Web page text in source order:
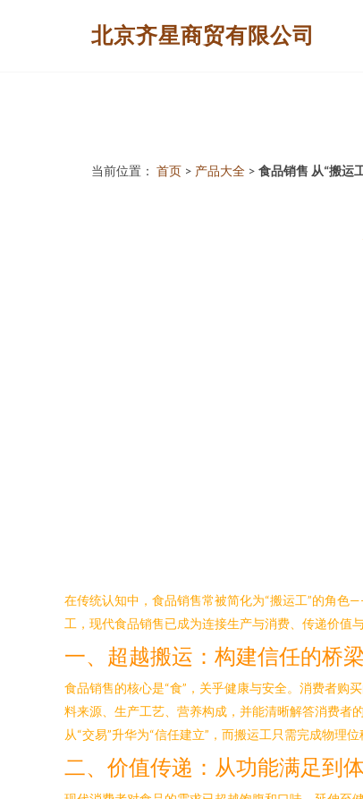
北京齐星商贸有限公司
当前位置： 首页 > 产品大全 > 食品销售 从“搬运
在传统认知中，食品销售常被简化为“搬运工”的角
工，现代食品销售已成为连接生产与消费、传递价值
一、超越搬运：构建信任的桥梁
食品销售的核心是“食”，关乎健康与安全。消费者购
料来源、生产工艺、营养构成，并能清晰解答消费者
从“交易”升华为“信任建立”，而搬运工只需完成物理位
二、价值传递：从功能满足到